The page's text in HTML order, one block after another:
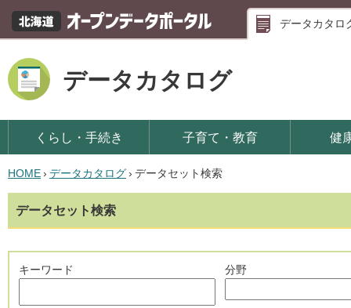
データカタロ
データカタログ
くらし・手続き 子育て・教育 健
HOME› データカタログ› データセット検索
データセット検索
キーワード 分野